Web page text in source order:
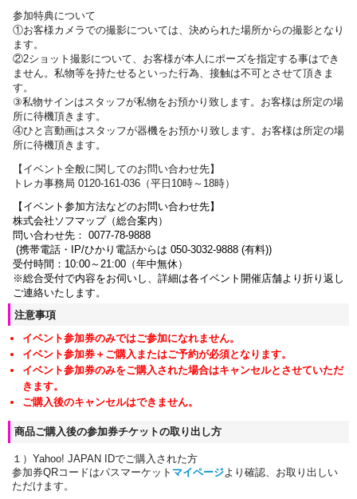
参加特典について
①お客様カメラでの撮影については、決められた場所からの撮影となり
ます。
②2ショット撮影について、お客様が本人にポーズを指定する事はでき
ません。私物等を持たせるといった行為、接触は不可とさせて頂きま
す。
③私物サインはスタッフが私物をお預かり致します。お客様は所定の場
所に待機頂きます。
④ひと言動画はスタッフが器機をお預かり致します。お客様は所定の場
所に待機頂きます。
【イベント全般に関してのお問い合わせ先】
トレカ事務局 0120-161-036（平日10時～18時）
【イベント参加方法などのお問い合わせ先】
株式会社ソフマップ（総合案内）
問い合わせ先： 0077-78-9888
(携帯電話・IP/ひかり電話からは 050-3032-9888 (有料))
受付時間：10:00～21:00（年中無休）
※総合受付で内容をお伺いし、詳細は各イベント開催店舗より折り返し
ご連絡いたします。
注意事項
イベント参加券のみではご参加になれません。
イベント参加券＋ご購入またはご予約が必須となります。
イベント参加券のみをご購入された場合はキャンセルとさせていただ
きます。
ご購入後のキャンセルはできません。
商品ご購入後の参加券チケットの取り出し方
１）Yahoo! JAPAN IDでご購入された方
参加券QRコードはパスマーケット マイページより確認、お取り出しい
ただけます。